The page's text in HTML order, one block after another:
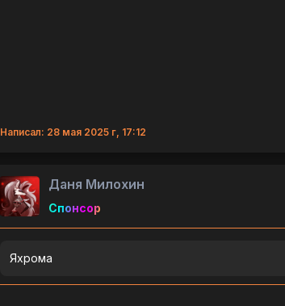
Написал: 28 мая 2025 г, 17:12
Даня Милохин
Спонсор
Яхрома